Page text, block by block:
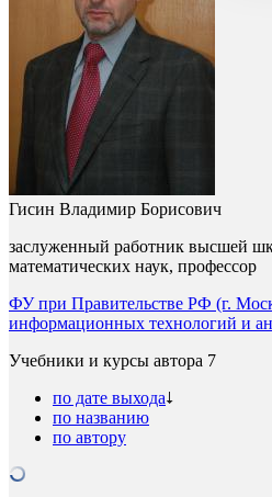
Гисин Владимир Борисович
заслуженный работник высшей
математических наук, профессор
ФУ при Правительстве РФ (г.
информационных технологий и
Учебники и курсы автора 7
по дате выхода
по названию
по автору